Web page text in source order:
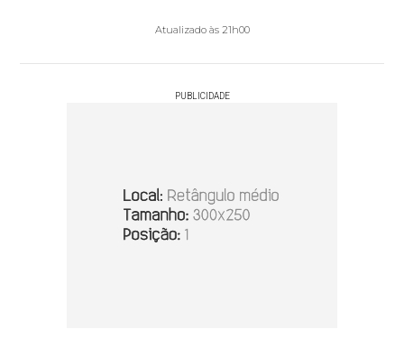
Atualizado às 21h00
PUBLICIDADE